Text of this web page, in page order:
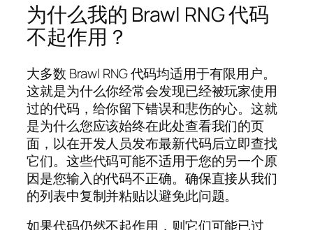
为什么我的 Brawl RNG 代码
不起作用？
大多数 Brawl RNG 代码均适用于有限用户。
这就是为什么你经常会发现已经被玩家使用
过的代码，给你留下错误和悲伤的心。这就
是为什么您应该始终在此处查看我们的页
面，以在开发人员发布最新代码后立即查找
它们。这些代码可能不适用于您的另一个原
因是您输入的代码不正确。确保直接从我们
的列表中复制并粘贴以避免此问题。
如果代码仍然不起作用，则它们可能已过